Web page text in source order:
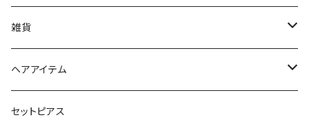
iPhoneケース
スマホリング＆グリップ
マルチショルダー
雑貨
ポーチ
マチ付きポーチ
スマートキーポーチ
ヘアアイテム
静電気軽減ヘアブレスレット
セットピアス